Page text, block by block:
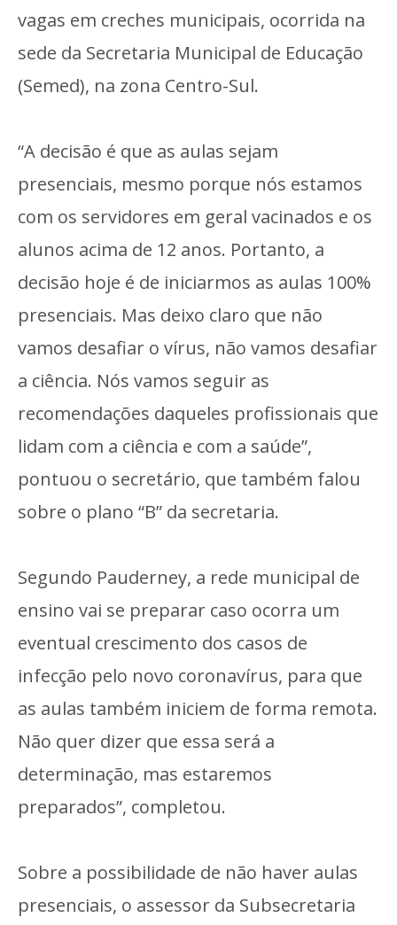
vagas em creches municipais, ocorrida na
sede da Secretaria Municipal de Educação
(Semed), na zona Centro-Sul.
“A decisão é que as aulas sejam
presenciais, mesmo porque nós estamos
com os servidores em geral vacinados e os
alunos acima de 12 anos. Portanto, a
decisão hoje é de iniciarmos as aulas 100%
presenciais. Mas deixo claro que não
vamos desafiar o vírus, não vamos desafiar
a ciência. Nós vamos seguir as
recomendações daqueles profissionais que
lidam com a ciência e com a saúde”,
pontuou o secretário, que também falou
sobre o plano “B” da secretaria.
Segundo Pauderney, a rede municipal de
ensino vai se preparar caso ocorra um
eventual crescimento dos casos de
infecção pelo novo coronavírus, para que
as aulas também iniciem de forma remota.
Não quer dizer que essa será a
determinação, mas estaremos
preparados”, completou.
Sobre a possibilidade de não haver aulas
presenciais, o assessor da Subsecretaria